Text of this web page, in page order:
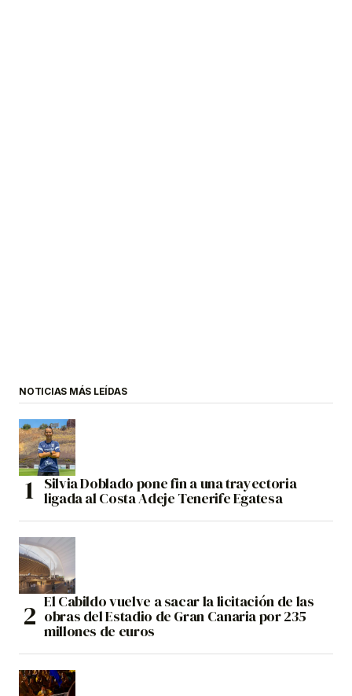
NOTICIAS MÁS LEÍDAS
Silvia Doblado pone fin a una trayectoria
ligada al Costa Adeje Tenerife Egatesa
El Cabildo vuelve a sacar la licitación de las
obras del Estadio de Gran Canaria por 235
millones de euros